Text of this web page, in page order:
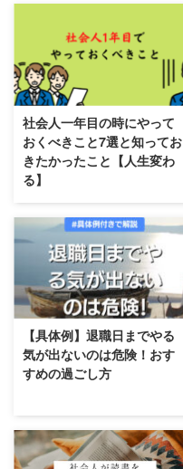
社会人一年目の時にやって
おくべきこと7選と知ってお
きたかったこと【人生変わ
る】
【具体例】退職日までやる
気が出ないのは危険！おす
すめの過ごし方